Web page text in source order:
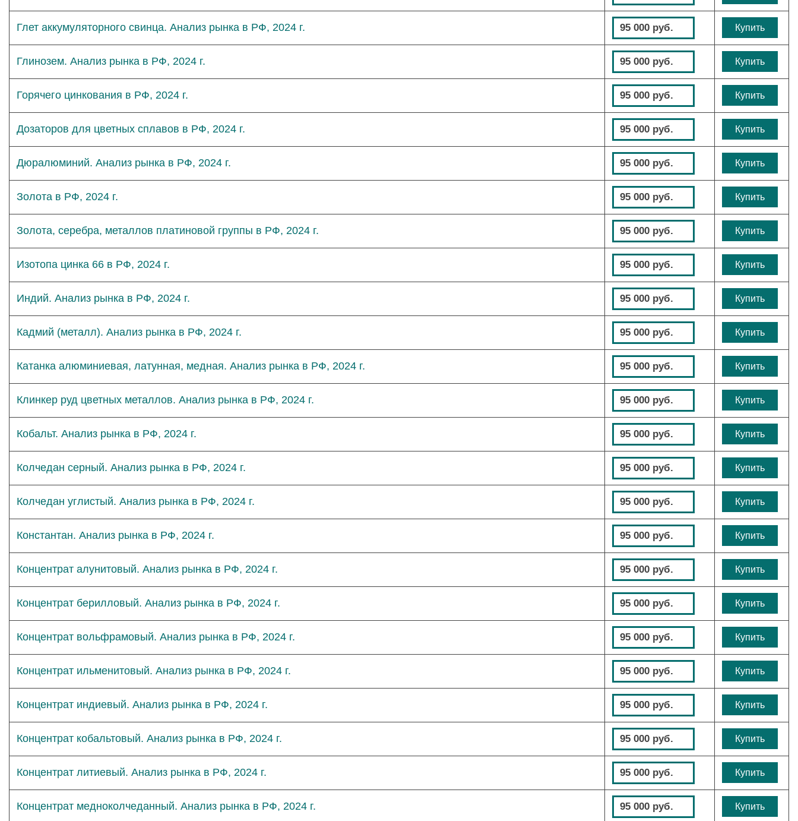
Глет аккумуляторного свинца. Анализ рынка в РФ, 2024 г. 95 000 руб. Купить
Глинозем. Анализ рынка в РФ, 2024 г. 95 000 руб. Купить
Горячего цинкования в РФ, 2024 г. 95 000 руб. Купить
Дозаторов для цветных сплавов в РФ, 2024 г. 95 000 руб. Купить
Дюралюминий. Анализ рынка в РФ, 2024 г. 95 000 руб. Купить
Золота в РФ, 2024 г. 95 000 руб. Купить
Золота, серебра, металлов платиновой группы в РФ, 2024 г. 95 000 руб. Купить
Изотопа цинка 66 в РФ, 2024 г. 95 000 руб. Купить
Индий. Анализ рынка в РФ, 2024 г. 95 000 руб. Купить
Кадмий (металл). Анализ рынка в РФ, 2024 г. 95 000 руб. Купить
Катанка алюминиевая, латунная, медная. Анализ рынка в РФ, 2024 г. 95 000 руб. Купить
Клинкер руд цветных металлов. Анализ рынка в РФ, 2024 г. 95 000 руб. Купить
Кобальт. Анализ рынка в РФ, 2024 г. 95 000 руб. Купить
Колчедан серный. Анализ рынка в РФ, 2024 г. 95 000 руб. Купить
Колчедан углистый. Анализ рынка в РФ, 2024 г. 95 000 руб. Купить
Константан. Анализ рынка в РФ, 2024 г. 95 000 руб. Купить
Концентрат алунитовый. Анализ рынка в РФ, 2024 г. 95 000 руб. Купить
Концентрат берилловый. Анализ рынка в РФ, 2024 г. 95 000 руб. Купить
Концентрат вольфрамовый. Анализ рынка в РФ, 2024 г. 95 000 руб. Купить
Концентрат ильменитовый. Анализ рынка в РФ, 2024 г. 95 000 руб. Купить
Концентрат индиевый. Анализ рынка в РФ, 2024 г. 95 000 руб. Купить
Концентрат кобальтовый. Анализ рынка в РФ, 2024 г. 95 000 руб. Купить
Концентрат литиевый. Анализ рынка в РФ, 2024 г. 95 000 руб. Купить
Концентрат медноколчеданный. Анализ рынка в РФ, 2024 г. 95 000 руб. Купить